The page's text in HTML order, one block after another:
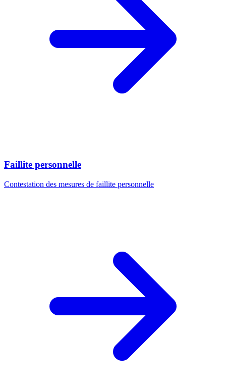
Faillite personnelle
Contestation des mesures de faillite personnelle